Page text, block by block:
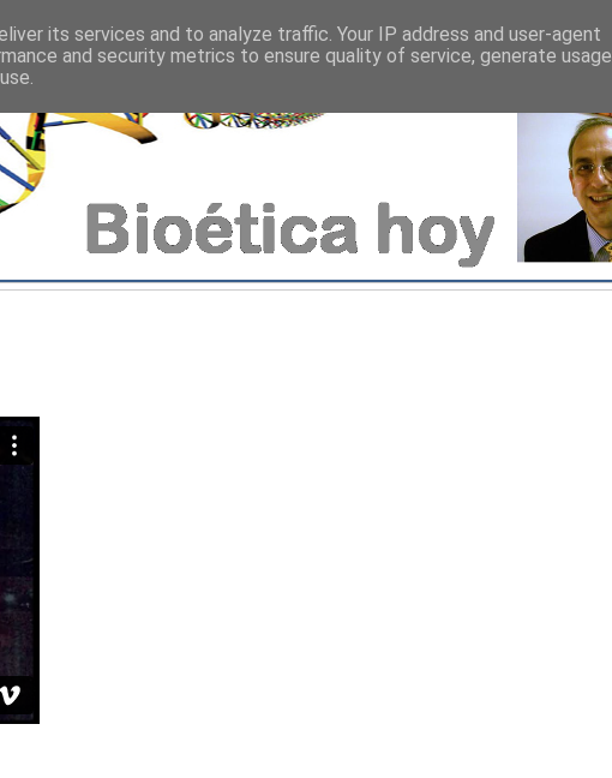
its services and to analyze traffic. Your IP address and user-agent
and security metrics to ensure quality of service, generate usage